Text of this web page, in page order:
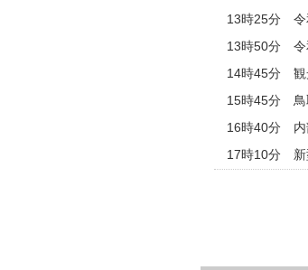
13時25分 令
13時50分 令
14時45分 観
15時45分 鳥
16時40分 内
17時10分 新